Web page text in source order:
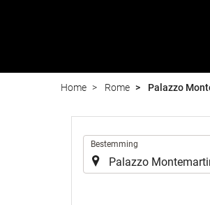
Home Rome Palazzo
Bestemming